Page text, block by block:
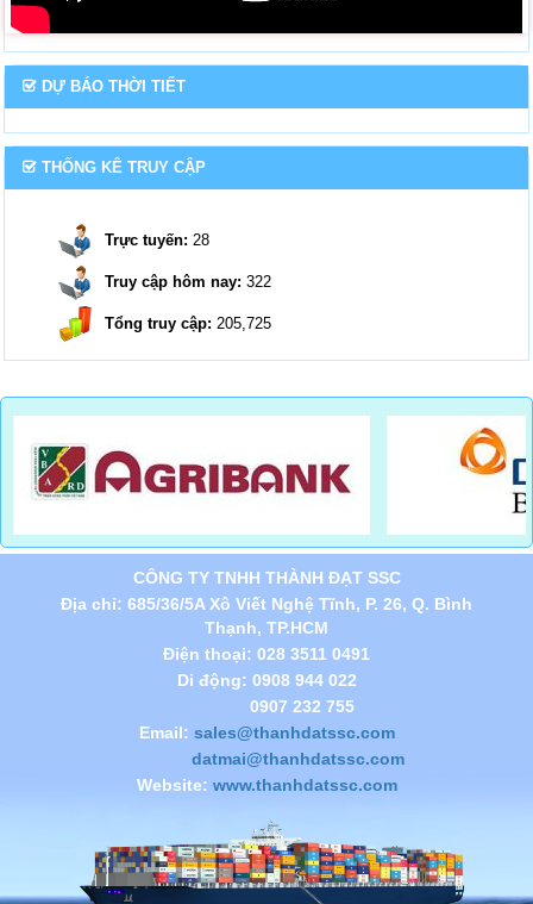
DỰ BÁO THỜI TIẾT
THỐNG KÊ TRUY CẬP
Trực tuyến: 28
Truy cập hôm nay: 322
Tổng truy cập: 205,725
CÔNG TY TNHH THÀNH ĐẠT SSC
Địa chỉ: 685/36/5A Xô Viết Nghệ Tĩnh, P. 26, Q. Bình
Thạnh, TP.HCM
Điện thoại: 028 3511 0491
Di động: 0908 944 022
0907 232 755
Email: sales@thanhdatssc.com
datmai@thanhdatssc.com
Website: www.thanhdatssc.com